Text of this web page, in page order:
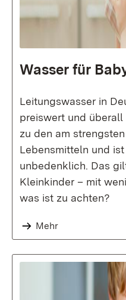
Wasser für
Leitungswasser in
preiswert und
zu den am
Lebensmitteln und
unbedenklich. Das
Kleinkinder – mit
was ist zu achten?
Mehr